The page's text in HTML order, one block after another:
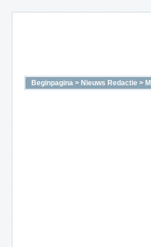
Beginpagina > Nieuws Redactie >